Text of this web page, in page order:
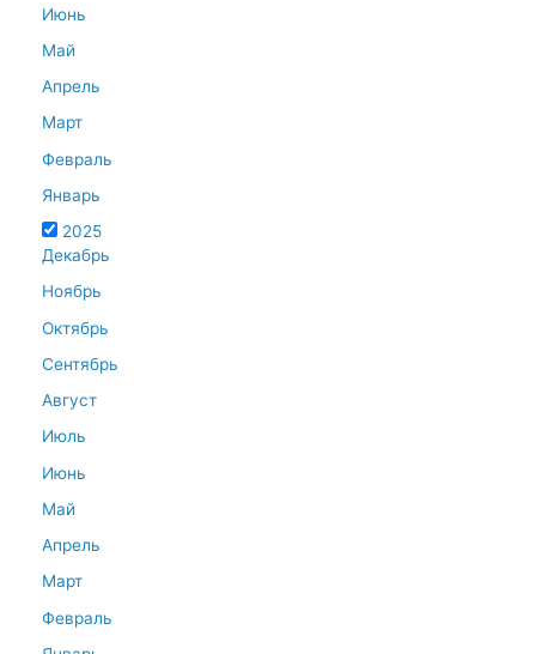
Июнь
Май
Апрель
Март
Февраль
Январь
2025
Декабрь
Ноябрь
Октябрь
Сентябрь
Август
Июль
Июнь
Май
Апрель
Март
Февраль